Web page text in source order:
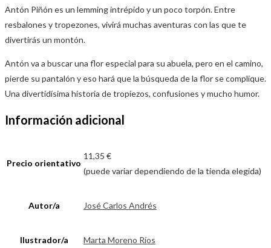
Antón Piñón es un lemming intrépido y un poco torpón. Entre
resbalones y tropezones, vivirá muchas aventuras con las que te
divertirás un montón.
Antón va a buscar una flor especial para su abuela, pero en el camino,
pierde su pantalón y eso hará que la búsqueda de la flor se complique.
Una divertidísima historia de tropiezos, confusiones y mucho humor.
Información adicional
Precio orientativo
11,35 €
(puede variar dependiendo de la tienda elegida)
Autor/a José Carlos Andrés
Ilustrador/a Marta Moreno Ríos